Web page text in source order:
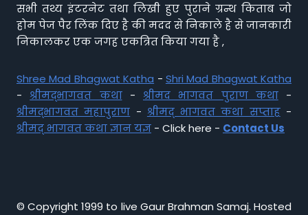
सभी तथ्य इंटरनेट तथा लिखी हुए पुराने ग्रन्थ किताब जो
होम पेज पैर लिंक दिए है की मदद से निकाले है से जानकारी
निकालकर एक जगह एकत्रित किया गया है ,
Shree Mad Bhagwat Katha - Shri Mad Bhagwat Katha
- श्रीमद्भागवत कथा- श्रीमद भागवत पुराण कथा-
श्रीमद्भागवत महापुराण - श्रीमद् भागवत कथा सप्ताह-
श्रीमद् भागवत कथा ज्ञान यज्ञ - Click here - Contact Us
© Copyright 1999 to live Gaur Brahman Samaj. Hosted